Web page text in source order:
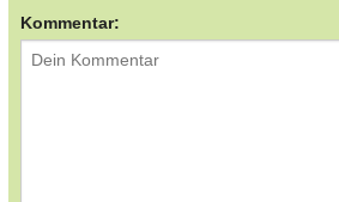
Kommentar: